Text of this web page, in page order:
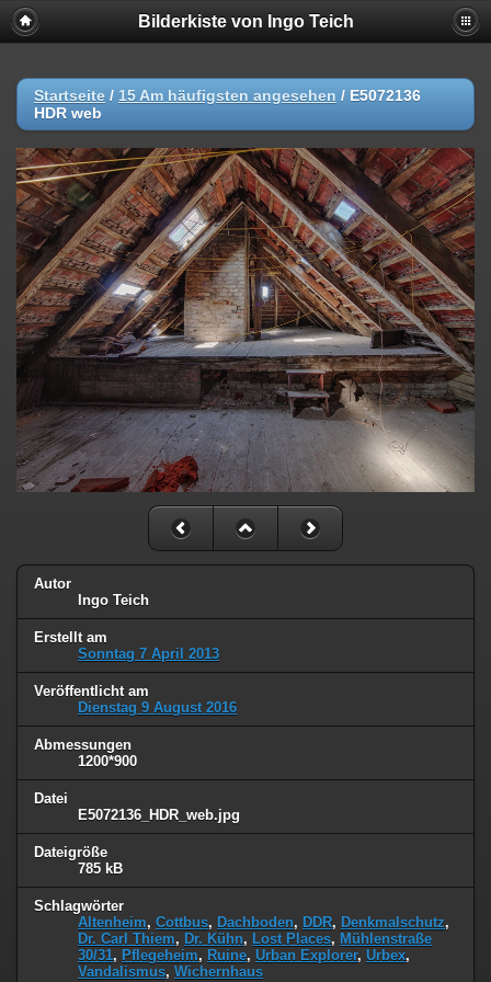
Bilderkiste von Ingo Teich
Startseite / 15 Am häufigsten angesehen / E5072136
HDR web
Autor
Ingo Teich
Erstellt am
Sonntag 7 April 2013
Veröffentlicht am
Dienstag 9 August 2016
Abmessungen
1200*900
Datei
E5072136_HDR_web.jpg
Dateigröße
785 kB
Schlagwörter
Altenheim, Cottbus, Dachboden, DDR, Denkmalschutz,
Dr. Carl Thiem, Dr. Kühn, Lost Places, Mühlenstraße
30/31, Pflegeheim, Ruine, Urban Explorer, Urbex,
Vandalismus, Wichernhaus